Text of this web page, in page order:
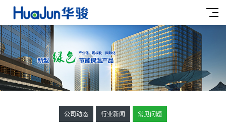
公司动态 行业新闻 常见问题